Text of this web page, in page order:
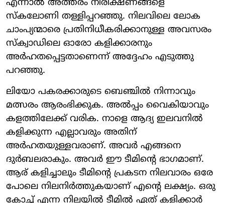
എന്നാൽ അത്തരം നിരീക്ഷണങ്ങളെ
സ്കലോണി തള്ളിപ്പറഞ്ഞു. നിലവിലെ ലോക
ചാംപ്യന്മാരെ പ്രതിനിധീകരിക്കാനുള്ള അവസരം
സ്ക്വാഡിലെ ഓരോ കളിക്കാരനും
അർഹതപ്പെട്ടതാണെന്ന് അദ്ദേഹം എടുത്തു
പറഞ്ഞു.
ലിയോ പകരക്കാരുടെ ബെഞ്ചിൽ നിന്നാവും
മത്സരം ആരംഭിക്കുക. അൽപ്പം വൈകിയാവും
കളത്തിലേക്ക് വരിക. നാളെ ആദ്യ ഇലവനിൽ
കളിക്കുന്ന എല്ലാവരും അതിന്
അർഹതയുള്ളവരാണ്. അവർ എങ്ങനെ
ദുർബലരാകും. അവർ ഈ ടീമിന്റെ ഭാഗമാണ്.
ആര് കളിച്ചാലും ടീമിന്റെ പ്രകടന നിലവാരം ഒരേ
പോലെ നിലനിർത്തുകയാണ് എന്റെ ലക്ഷ്യം. ഒരു
കോച്ച് എന്ന നിലയിൽ ടീമിൽ ഏത് കളിക്കാർ